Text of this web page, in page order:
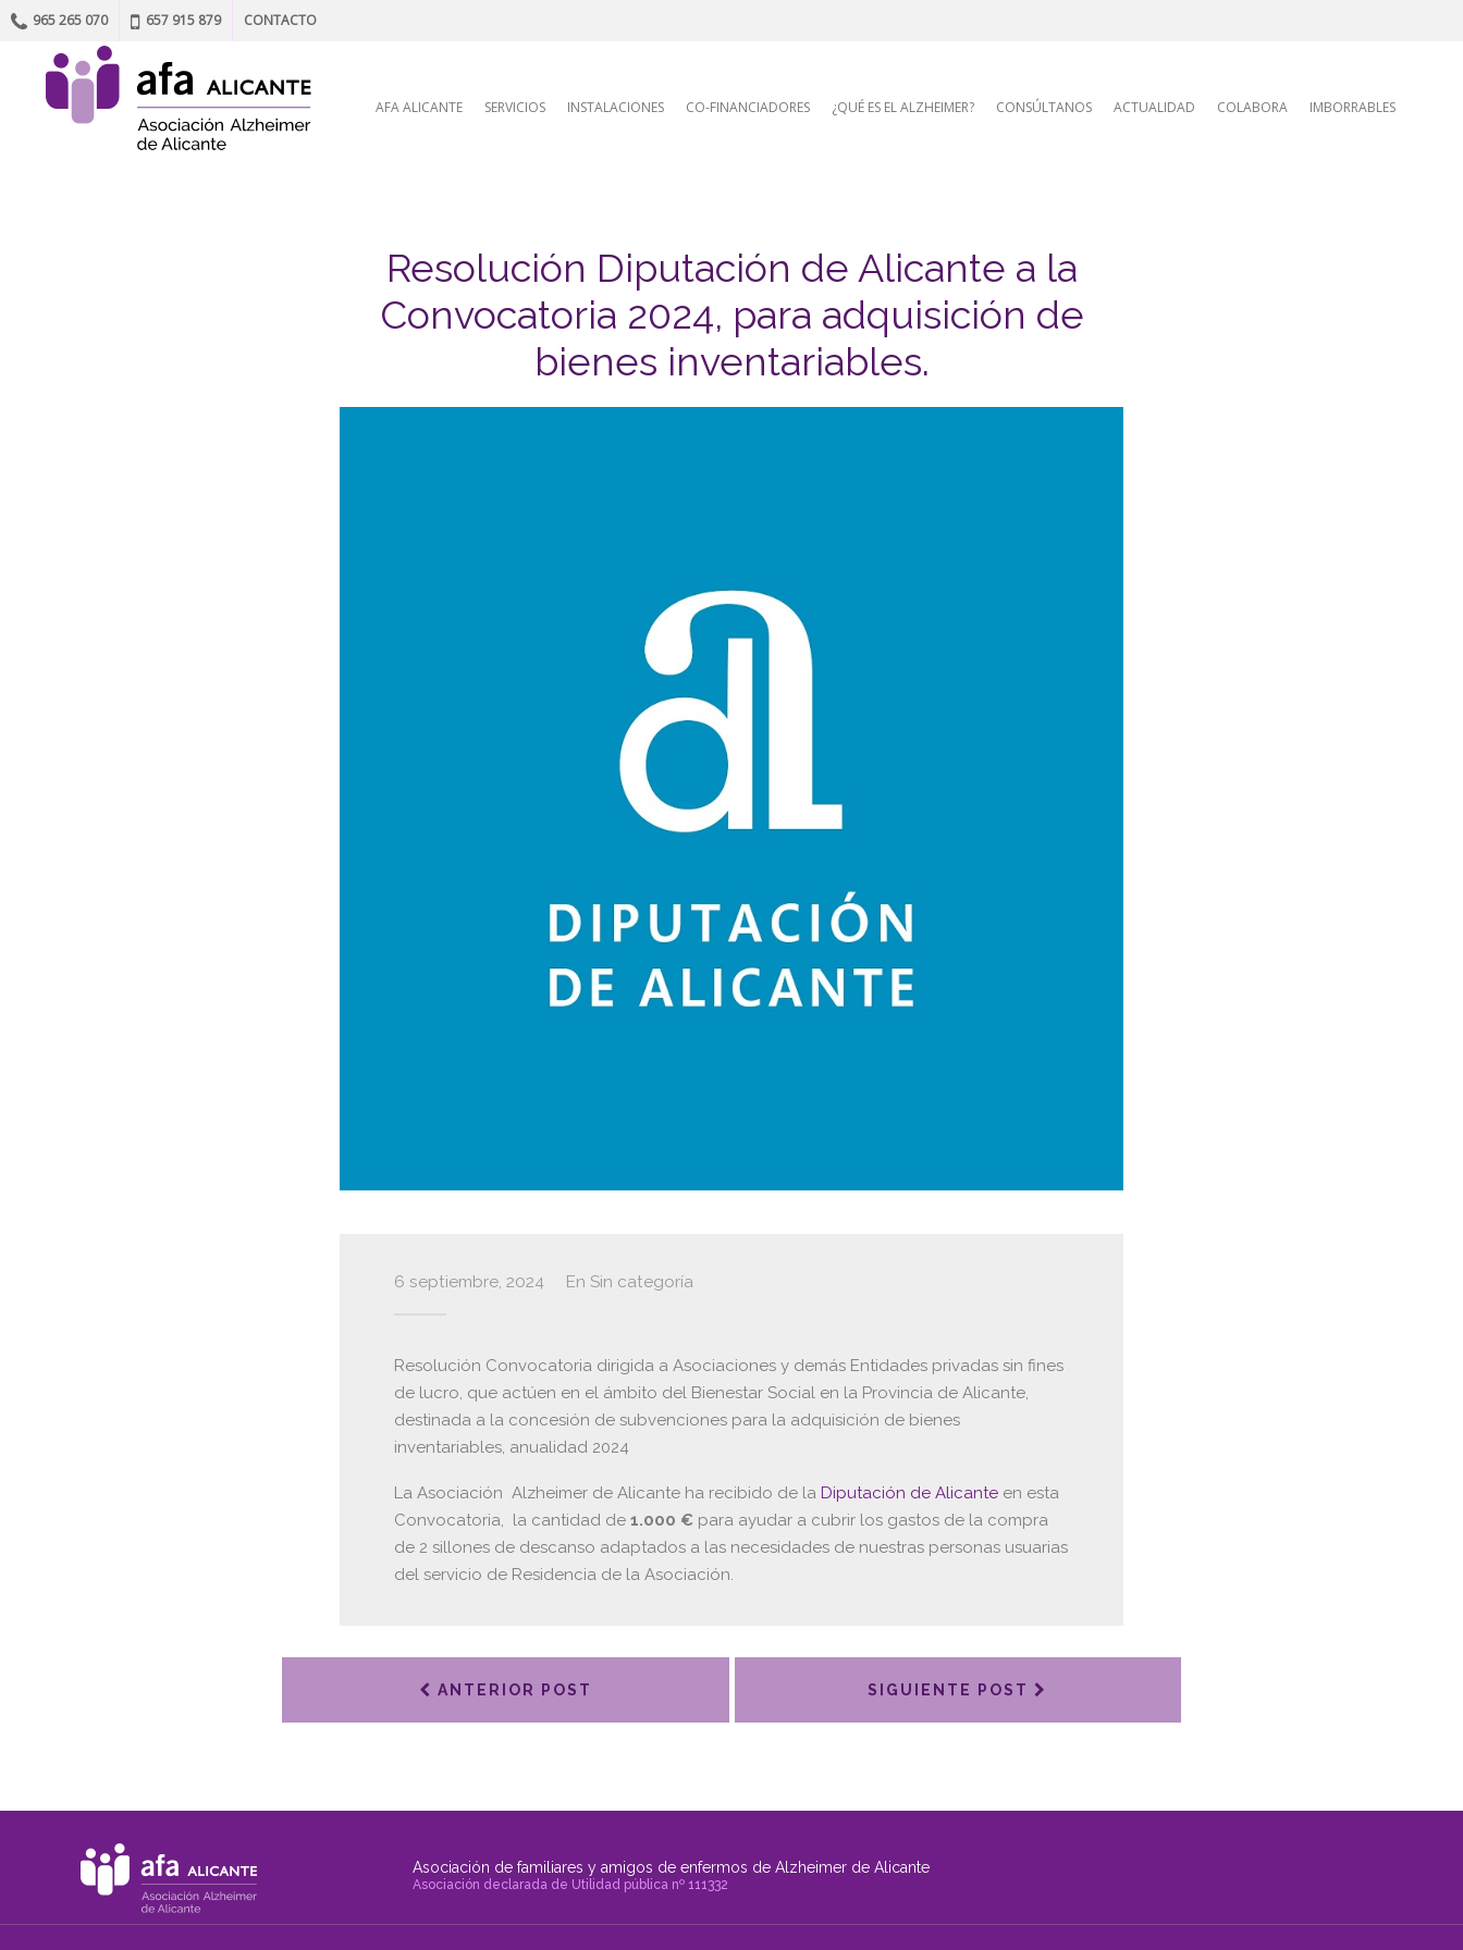
965 265 070 657 915 879 CONTACTO
AFA ALICANTE SERVICIOS INSTALACIONES CO-FINANCIADORES ¿QUÉ ES EL ALZHEIMER? CONSÚLTANOS ACTUALIDAD COLABORA IMBORRABLES
Resolución Diputación de Alicante a la
Convocatoria 2024, para adquisición de
bienes inventariables.
6 septiembre, 2024 En Sin categoría
Resolución Convocatoria dirigida a Asociaciones y demás Entidades privadas sin fines
de lucro, que actúen en el ámbito del Bienestar Social en la Provincia de Alicante,
destinada a la concesión de subvenciones para la adquisición de bienes
inventariables, anualidad 2024
La Asociación Alzheimer de Alicante ha recibido de la Diputación de Alicante en esta
Convocatoria, la cantidad de 1.000 € para ayudar a cubrir los gastos de la compra
de 2 sillones de descanso adaptados a las necesidades de nuestras personas usuarias
del servicio de Residencia de la Asociación.
ANTERIOR POST SIGUIENTE POST
Asociación de familiares y amigos de enfermos de Alzheimer de Alicante
Asociación declarada de Utilidad pública nº 111332